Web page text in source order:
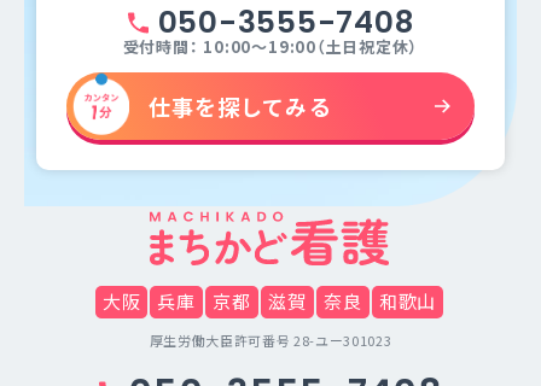
050-3555-7408
受付時間： 10:00～19:00（土日祝定休）
仕事を探してみる
大阪 兵庫 京都 滋賀 奈良 和歌山
厚生労働大臣許可番号 28-ユー301023